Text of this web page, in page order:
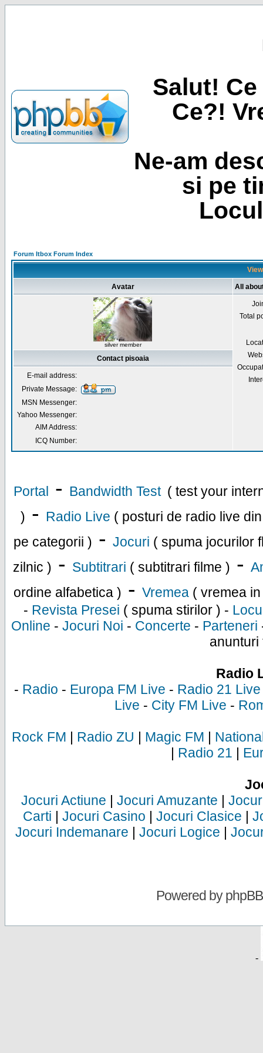
Salut!
Ce?!
Ne-am
si pe
Forum Itbox Forum Index
Avatar All
silver member
Total
Contact pisoaia
E-mail address:
Private Message:
MSN Messenger:
Yahoo Messenger:
AIM Address:
ICQ Number:
Portal - Bandwidth Test ( test your
) - Radio Live ( posturi de radio live
pe categorii ) - Jocuri ( spuma jocurilor
zilnic ) - Subtitrari ( subtitrari filme ) -
ordine alfabetica ) - Vremea ( vremea
- Revista Presei ( spuma stirilor ) -
Online - Jocuri Noi - Concerte - Parteneri
anunturi
Radio
- Radio - Europa FM Live - Radio 21 Live
Live - City FM Live -
Rock FM | Radio ZU | Magic FM |
| Radio 21 |
Jocuri Actiune | Jocuri Amuzante |
Carti | Jocuri Casino | Jocuri Clasice |
Jocuri Indemanare | Jocuri Logice |
Powered byphpBB
-